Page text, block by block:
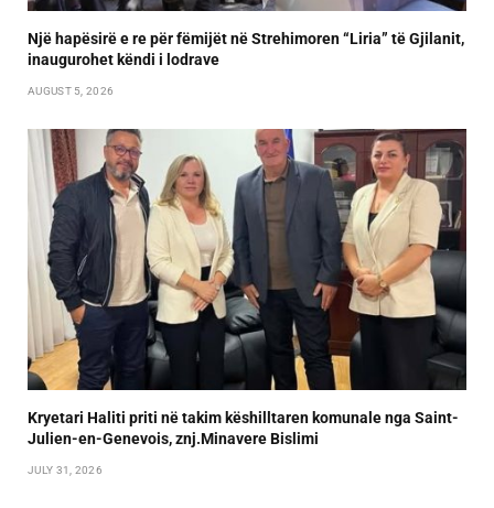
Një hapësirë e re për fëmijët në Strehimoren “Liria” të Gjilanit,
inaugurohet këndi i lodrave
AUGUST 5, 2026
Kryetari Haliti priti në takim këshilltaren komunale nga Saint-
Julien-en-Genevois, znj.Minavere Bislimi
JULY 31, 2026